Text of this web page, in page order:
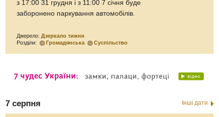
з 17:00 31 грудня і з 11:00 7 січня буде
заборонено паркування автомобілів.
Джерело:Дзеркало тижня
Розділи:
Громадянська Суспільство
7 серпня Інші дати